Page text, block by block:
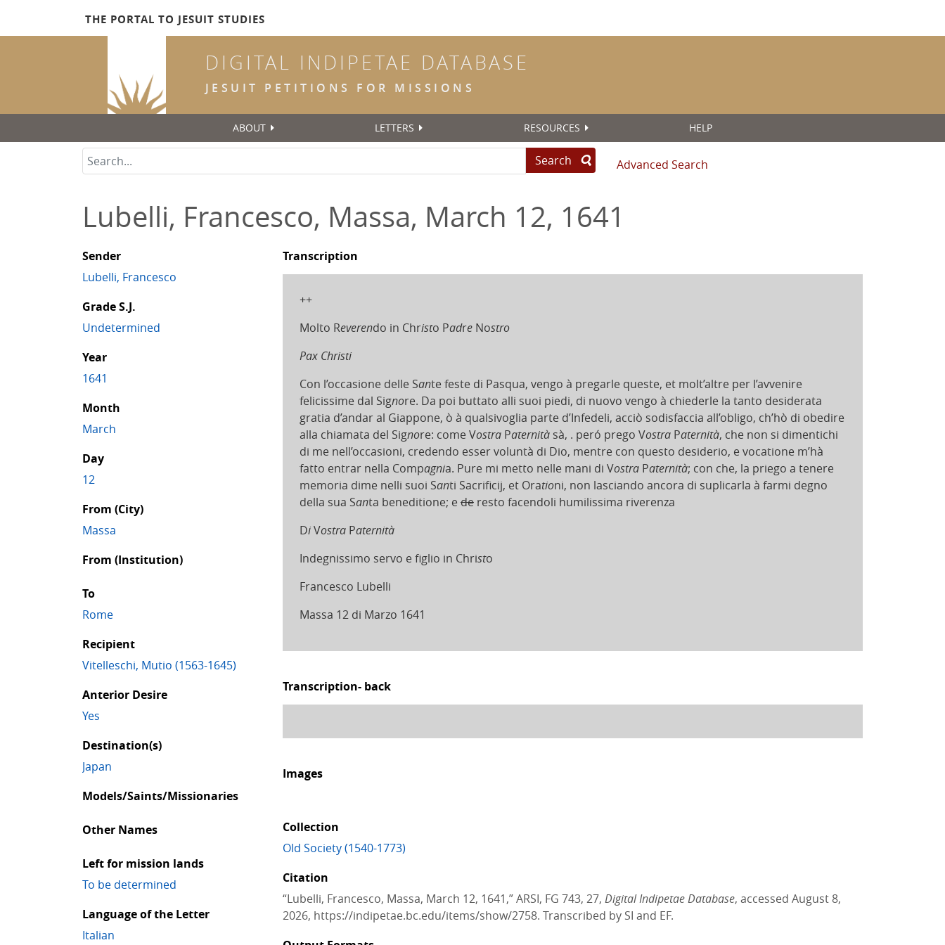
THE PORTAL TO JESUIT STUDIES
DIGITAL INDIPETAE DATABASE
JESUIT PETITIONS FOR MISSIONS
ABOUT LETTERS RESOURCES HELP
Search Advanced Search
Lubelli, Francesco, Massa, March 12, 1641
Sender
Lubelli, Francesco
Grade S.J.
Undetermined
Year
1641
Month
March
Day
12
From (City)
Massa
From (Institution)
To
Rome
Recipient
Vitelleschi, Mutio (1563-1645)
Anterior Desire
Yes
Destination(s)
Japan
Models/Saints/Missionaries
Other Names
Left for mission lands
To be determined
Language of the Letter
Italian
Transcription
++
Molto Reverendo in Christo Padre Nostro
Pax Christi
Con l’occasione delle Sante feste di Pasqua, vengo à pregarle queste, et molt’altre per l’avvenire
felicissime dal Signore. Da poi buttato alli suoi piedi, di nuovo vengo à chiederle la tanto desiderata
gratia d’andar al Giappone, ò à qualsivoglia parte d’Infedeli, acciò sodisfaccia all’obligo, ch’hò di obedire
alla chiamata del Signore: come Vostra Paternità sà, . peró prego Vostra Paternità, che non si dimentichi
di me nell’occasioni, credendo esser voluntà di Dio, mentre con questo desiderio, e vocatione m’hà
fatto entrar nella Compagnia. Pure mi metto nelle mani di Vostra Paternità; con che, la priego a tenere
memoria dime nelli suoi Santi Sacrificij, et Orationi, non lasciando ancora di suplicarla à farmi degno
della sua Santa beneditione; e de resto facendoli humilissima riverenza
DiVostra Paternità
Indegnissimo servo e figlio in Christo
Francesco Lubelli
Massa 12 di Marzo 1641
Transcription- back
Images
Collection
Old Society (1540-1773)
Citation
“Lubelli, Francesco, Massa, March 12, 1641,” ARSI, FG 743, 27, Digital Indipetae Database, accessed August 8,
2026, https://indipetae.bc.edu/items/show/2758. Transcribed by SI and EF.